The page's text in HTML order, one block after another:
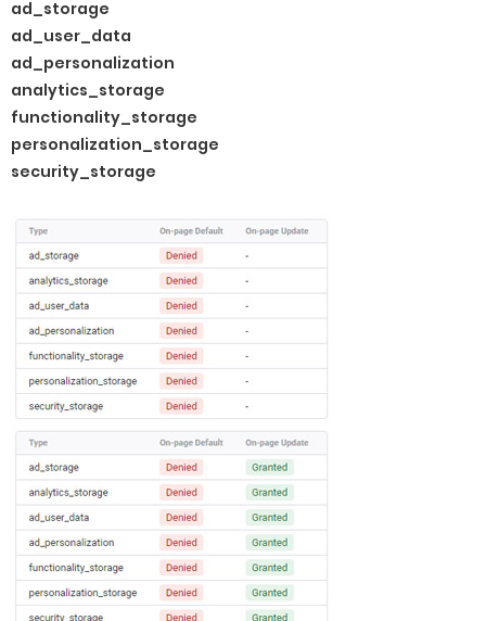
ad_storage
ad_user_data
ad_personalization
analytics_storage
functionality_storage
personalization_storage
security_storage